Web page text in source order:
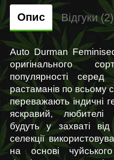
Опис Відгуки (2)
Auto Durman
оригінального
популярності серед
растаманів по всьому
переважають індичні
яскравий, любителі
будуть у захваті
селекції
на основі